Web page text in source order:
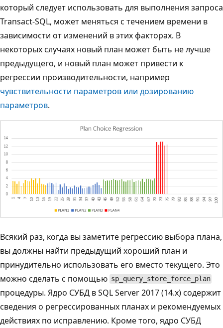
который следует использовать для выполнения запроса
Transact-SQL, может меняться с течением времени в
зависимости от изменений в этих факторах. В
некоторых случаях новый план может быть не лучше
предыдущего, и новый план может привести к
регрессии производительности, например
чувствительности параметров или дозированию
параметров.
Всякий раз, когда вы заметите регрессию выбора плана,
вы должны найти предыдущий хороший план и
принудительно использовать его вместо текущего. Это
можно сделать с помощью sp_query_store_force_plan
процедуры. Ядро СУБД в SQL Server 2017 (14.x) содержит
сведения о регрессированных планах и рекомендуемых
действиях по исправлению. Кроме того, ядро СУБД